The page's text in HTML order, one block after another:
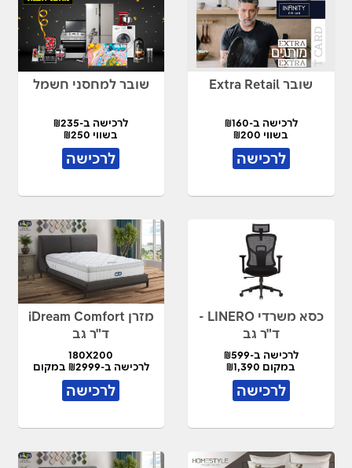
שובר Extra Retail
לרכישה ב-₪160
בשווי ₪200
לרכישה
שובר למחסני חשמל
לרכישה ב-₪235
בשווי ₪250
לרכישה
כסא משרדי LINERO -
ד"ר גב
לרכישה ב-₪599
במקום ₪1,390
לרכישה
מזרן iDream Comfort
ד"ר גב
180X200
לרכישה ב-₪2999 במקום
₪7,490
לרכישה